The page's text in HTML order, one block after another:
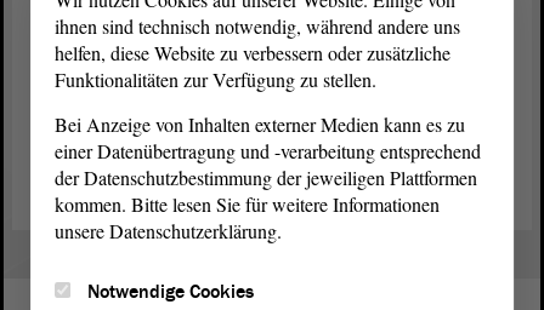
gemeinsame Veranstaltung gibt es beispielsweise am jährlich
deutschlandweit stattfindenden Vorlesetag.
Abgeordneten des Landtags gestiftet. In diesem Jahr stammt die
Baumspende von Alexander Räuscher (CDU).
ihnen sind technisch notwendig, während andere uns
helfen, diese Website zu verbessern oder zusätzliche
Funktionalitäten zur Verfügung zu stellen.
Bei Anzeige von Inhalten externer Medien kann es zu
einer Datenübertragung und -verarbeitung entsprechend
der Datenschutzbestimmung der jeweiligen Plattformen
kommen. Bitte lesen Sie für weitere Informationen
unsere Datenschutzerklärung.
Notwendige Cookies